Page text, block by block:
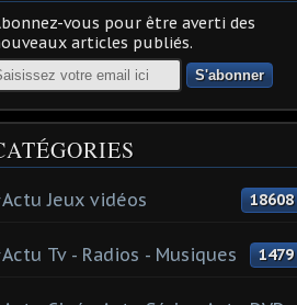
vous pour être averti des
articles publiés.
Jeux vidéos 18608
Tv - Radios - Musiques 1479